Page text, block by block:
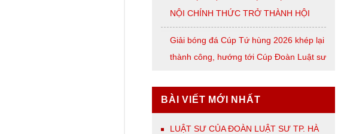
NỘI CHÍNH THỨC TRỞ THÀNH HỘI
VIÊN LIÊN ĐOÀN VÕ CỔ TRUYỀN
THÀNH PHỐ HÀ NỘI
Giải bóng đá Cúp Tứ hùng 2026 khép lại
thành công, hướng tới Cúp Đoàn Luật sư
BÀI VIẾT MỚI NHẤT
LUẬT SƯ CỦA ĐOÀN LUẬT SƯ TP. HÀ